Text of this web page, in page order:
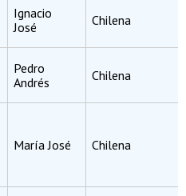
Ignacio
José
Chilena
Pedro
Andrés
Chilena
María José Chilena